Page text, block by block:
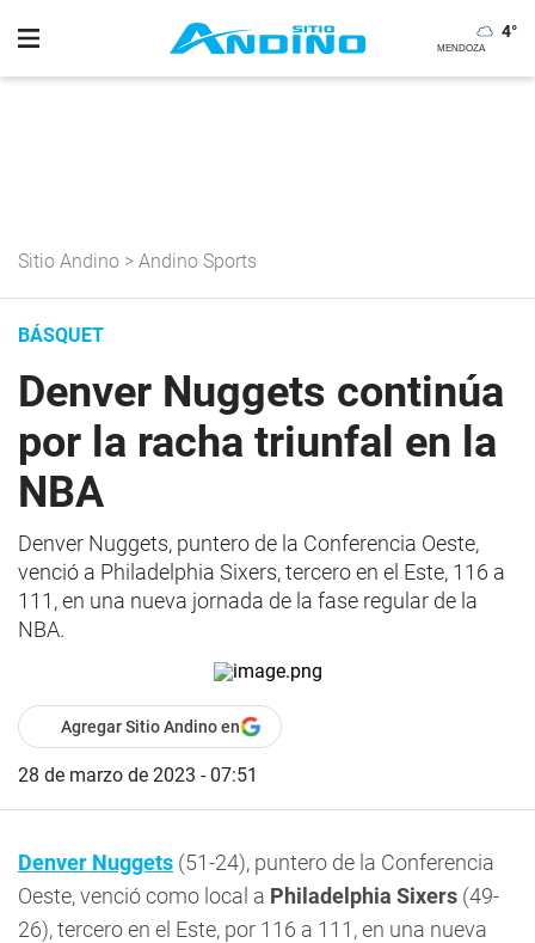
4°
Sitio Andino > Andino Sports
BÁSQUET
Denver Nuggets continúa
por la racha triunfal en la
NBA
Denver Nuggets, puntero de la Conferencia Oeste,
venció a Philadelphia Sixers, tercero en el Este, 116 a
111, en una nueva jornada de la fase regular de la
NBA.
Agregar Sitio Andino en
28 de marzo de 2023 - 07:51
Denver Nuggets (51-24), puntero de la Conferencia
Oeste, venció como local a Philadelphia Sixers (49-
26), tercero en el Este, por 116 a 111, en una nueva